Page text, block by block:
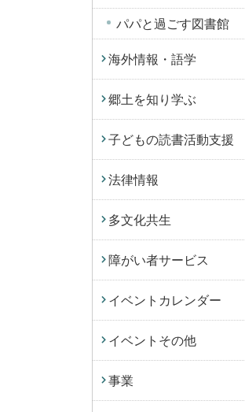
パパと過ごす図書館
海外情報・語学
郷土を知り学ぶ
子どもの読書活動支援
法律情報
多文化共生
障がい者サービス
イベントカレンダー
イベントその他
事業